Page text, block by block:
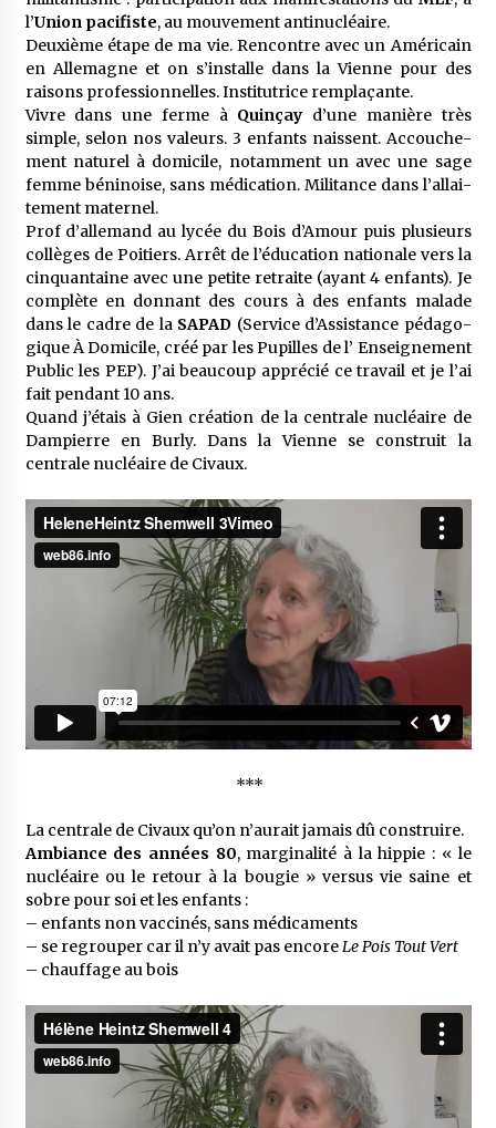
l’Union paci­fiste, au mouve­ment anti­nu­cléaire.
Deuxième étape de ma vie. Rencontre avec un Améri­cain
en Alle­magne et on s’ins­talle dans la Vienne pour des
raisons profes­sion­nelles. Insti­tu­trice remplaçante.
Vivre dans une ferme à Quinçay d’une manière très
simple, selon nos valeurs. 3 enfants naissent. Accou­che­
ment natu­rel à domi­cile, notam­ment un avec une sage
femme béni­noise, sans médi­ca­tion. Mili­tance dans l’al­lai­
te­ment mater­nel.
Prof d’al­le­mand au lycée du Bois d’Amour puis plusieurs
collèges de Poitiers. Arrêt de l’édu­ca­tion natio­nale vers la
cinquan­taine avec une petite retraite (ayant 4 enfants). Je
complète en donnant des cours à des enfants malade
dans le cadre de la SAPAD (Service d’As­sis­tance péda­go­
gique À Domi­cile, créé par les Pupilles de l’ Ensei­gne­ment
Public les PEP). J’ai beau­coup appré­cié ce travail et je l’ai
fait pendant 10 ans.
Quand j’étais à Gien créa­tion de la centrale nucléaire de
Dampierre en Burly. Dans la Vienne se construit la
centrale nucléaire de Civaux.
***
La centrale de Civaux qu’on n’au­rait jamais dû construire.
Ambiance des années 80, margi­na­lité à la hippie : « le
nucléaire ou le retour à la bougie » versus vie saine et
sobre pour soi et les enfants :
– enfants non vacci­nés, sans médi­ca­ments
– se regrou­per car il n’y avait pas encoreLe Pois Tout Vert
– chauf­fage au bois